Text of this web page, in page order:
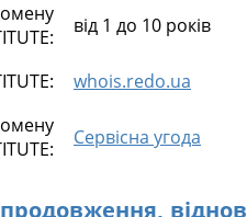
від 1 до 10 років
whois.redo.ua
Сервісна угода
продовження,